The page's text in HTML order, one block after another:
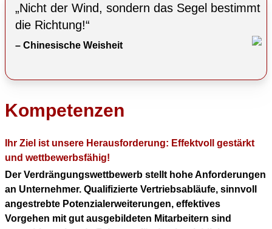
ACCOUNTING & BOOKKEEPING
CONTROLLING
COACHING
DOWNLOAD PDF
„Nicht der Wind, sondern das Segel bestimmt
die Richtung!“
– Chinesische Weisheit
Kompetenzen
Ihr Ziel ist unsere Herausforderung: Effektvoll gestärkt
und wettbewerbsfähig!
Der Verdrängungswettbewerb stellt hohe Anforderungen
an Unternehmer. Qualifizierte Vertriebsabläufe, sinnvoll
angestrebte Potenzialerweiterungen, effektives
Vorgehen mit gut ausgebildeten Mitarbeitern sind